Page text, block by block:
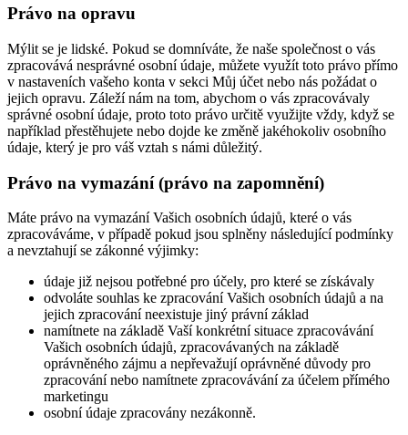
Právo na opravu
Mýlit se je lidské. Pokud se domníváte, že naše společnost o vás
zpracovává nesprávné osobní údaje, můžete využít toto právo přímo
v nastaveních vašeho konta v sekci Můj účet nebo nás požádat o
jejich opravu. Záleží nám na tom, abychom o vás zpracovávaly
správné osobní údaje, proto toto právo určitě využijte vždy, když se
například přestěhujete nebo dojde ke změně jakéhokoliv osobního
údaje, který je pro váš vztah s námi důležitý.
Právo na vymazání (právo na zapomnění)
Máte právo na vymazání Vašich osobních údajů, které o vás
zpracováváme, v případě pokud jsou splněny následující podmínky
a nevztahují se zákonné výjimky:
údaje již nejsou potřebné pro účely, pro které se získávaly
odvoláte souhlas ke zpracování Vašich osobních údajů a na
jejich zpracování neexistuje jiný právní základ
namítnete na základě Vaší konkrétní situace zpracovávání
Vašich osobních údajů, zpracovávaných na základě
oprávněného zájmu a nepřevažují oprávněné důvody pro
zpracování nebo namítnete zpracovávání za účelem přímého
marketingu
osobní údaje zpracovány nezákonně.